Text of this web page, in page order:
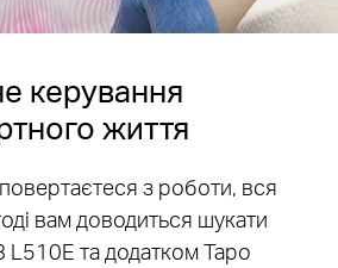
керування
життя
з роботи, вся
вам доводиться шукати
L510E та додатком Tapo